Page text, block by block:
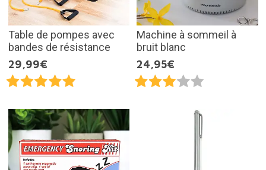
Table de pompes avec
bandes de résistance
29,99€
Machine à sommeil à
bruit blanc
24,95€